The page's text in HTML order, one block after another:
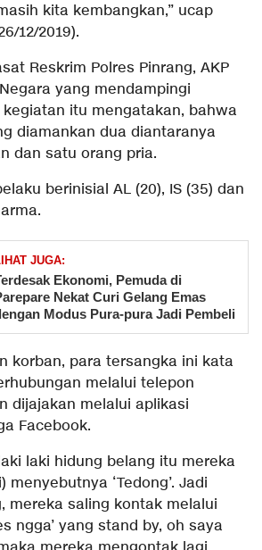
kita kembangkan,” ucap
12/2019).
Reskrim Polres Pinrang, AKP
yang mendampingi
itu mengatakan, bahwa
diamankan dua diantaranya
dan satu orang pria.
berinisial AL (20), IS (35) dan
JUGA:
Ekonomi, Pemuda di
Nekat Curi Gelang Emas
Modus Pura-pura Jadi Pembeli
korban, para tersangka ini kata
melalui telepon
dijajakan melalui aplikasi
Facebook.
laki hidung belang itu mereka
‘Tedong’. Jadi
mereka saling kontak melalui
ngga’ yang stand by, oh saya